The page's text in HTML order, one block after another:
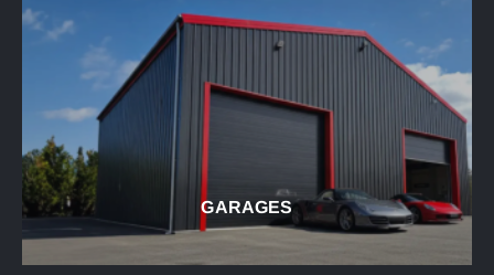
GARAGES